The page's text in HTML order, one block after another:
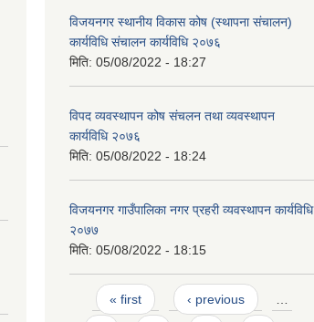
विजयनगर स्थानीय विकास कोष (स्थापना संचालन)
कार्यविधि संचालन कार्यविधि २०७६
मिति: 05/08/2022 - 18:27
विपद व्यवस्थापन कोष संचलन तथा व्यवस्थापन
कार्यविधि २०७६
मिति: 05/08/2022 - 18:24
विजयनगर गाउँपालिका नगर प्रहरी व्यवस्थापन कार्यविधि
२०७७
मिति: 05/08/2022 - 18:15
Pages
« first ‹ previous …